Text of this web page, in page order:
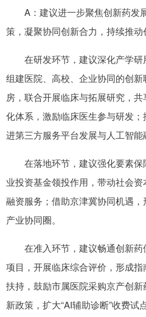
A：建议进一步聚焦创新药发
策，凝聚协同创新合力，持续推动
在研发环节，建议深化产学研
组建医院、高校、企业协同的创
房，联合开展临床与拓展研究，
化体系，激励临床医生参与研发；
进第三方服务平台发展与人工智能
在落地环节，建议强化要素保
业投资基金领投作用，带动社会
融资服务；借助京津冀协同机遇，
产业协同圈。
在准入环节，建议畅通创新药
项目，开展临床综合评价，形成
扶持，鼓励市属医院采购京产创
新政策，扩大“AI辅助诊断”收费试